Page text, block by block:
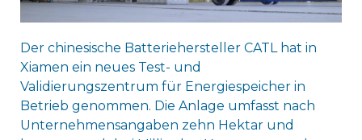
Der chinesische Batteriehersteller CATL hat in
Xiamen ein neues Test- und
Validierungszentrum für Energiespeicher in
Betrieb genommen. Die Anlage umfasst nach
Unternehmensangaben zehn Hektar und